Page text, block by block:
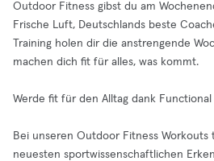
Outdoor Fitness gibst du am
Frische Luft, Deutschlands beste
Training holen dir die anstrengende
machen dich fit für alles, was kommt.
Werde fit für den Alltag dank Functional
Bei unseren Outdoor Fitness Workouts
neuesten sportwissenschaftlichen